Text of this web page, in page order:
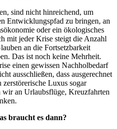
sind nicht hinreichend, um
Entwicklungspfad zu bringen, an
oder ein ökologisches
mit jeder Krise steigt die Anzahl
an die Fortsetzbarkeit
Das ist noch keine Mehrheit.
einen gewissen Nachholbedarf
ausschließen, dass ausgerechnet
zerstörerische Luxus sogar
an Urlaubsflüge, Kreuzfahrten
braucht es dann?